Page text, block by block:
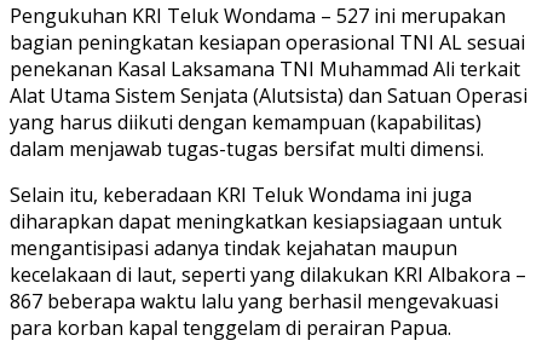
Pengukuhan KRI Teluk Wondama – 527 ini merupakan
bagian peningkatan kesiapan operasional TNI AL sesuai
penekanan Kasal Laksamana TNI Muhammad Ali terkait
Alat Utama Sistem Senjata (Alutsista) dan Satuan Operasi
yang harus diikuti dengan kemampuan (kapabilitas)
dalam menjawab tugas-tugas bersifat multi dimensi.
Selain itu, keberadaan KRI Teluk Wondama ini juga
diharapkan dapat meningkatkan kesiapsiagaan untuk
mengantisipasi adanya tindak kejahatan maupun
kecelakaan di laut, seperti yang dilakukan KRI Albakora –
867 beberapa waktu lalu yang berhasil mengevakuasi
para korban kapal tenggelam di perairan Papua.